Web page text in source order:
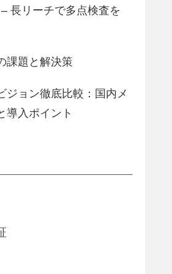
長リーチで多点検査を
課題と解決策
ジョン徹底比較：国内メ
導入ポイント